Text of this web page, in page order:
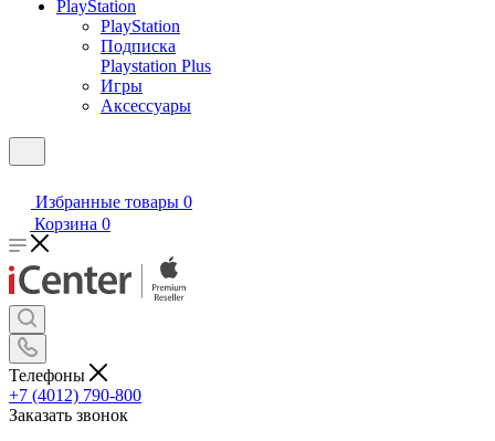
PlayStation
PlayStation
Подписка
Playstation Plus
Игры
Аксессуары
Избранные товары 0
Корзина 0
Телефоны
+7 (4012) 790-800
Заказать звонок